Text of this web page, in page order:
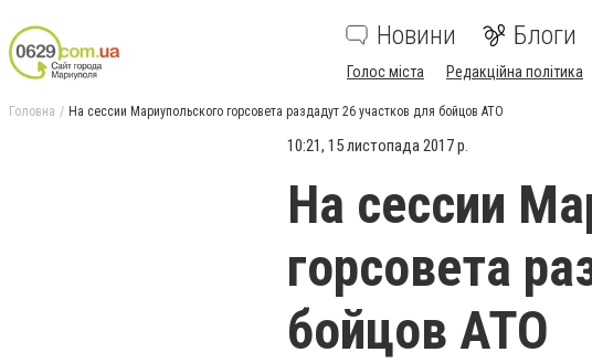
Новини Блоги
Голос міста Редакційна політика
Головна На сессии Мариупольского горсовета раздадут 26 участков для бойцов АТО
10:21, 15 листопада 2017 р.
На сессии
горсовета
бойцов АТО